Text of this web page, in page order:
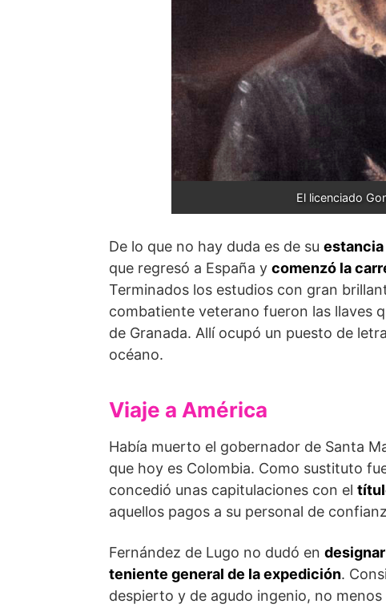
El licenciado
De lo que no hay duda es de su estancia
que regresó a España y comenzó la
Terminados los estudios con gran
combatiente veterano fueron las llaves
de Granada. Allí ocupó un puesto de
océano.
Viaje a América
Había muerto el gobernador de Santa
que hoy es Colombia. Como sustituto
concedió unas capitulaciones con el
aquellos pagos a su personal de
Fernández de Lugo no dudó en
teniente general de la expedición.
despierto y de agudo ingenio, no